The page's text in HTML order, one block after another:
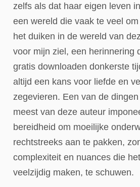
zelfs als dat haar eigen leven
een wereld die vaak te veel
het duiken in de wereld van
voor mijn ziel, een herinnering
gratis downloaden donkerste
altijd een kans voor liefde en
zegevieren. Een van de
meest van deze auteur
bereidheid om moeilijke
rechtstreeks aan te pakken,
complexiteit en nuances die
veelzijdig maken, te schuwen.